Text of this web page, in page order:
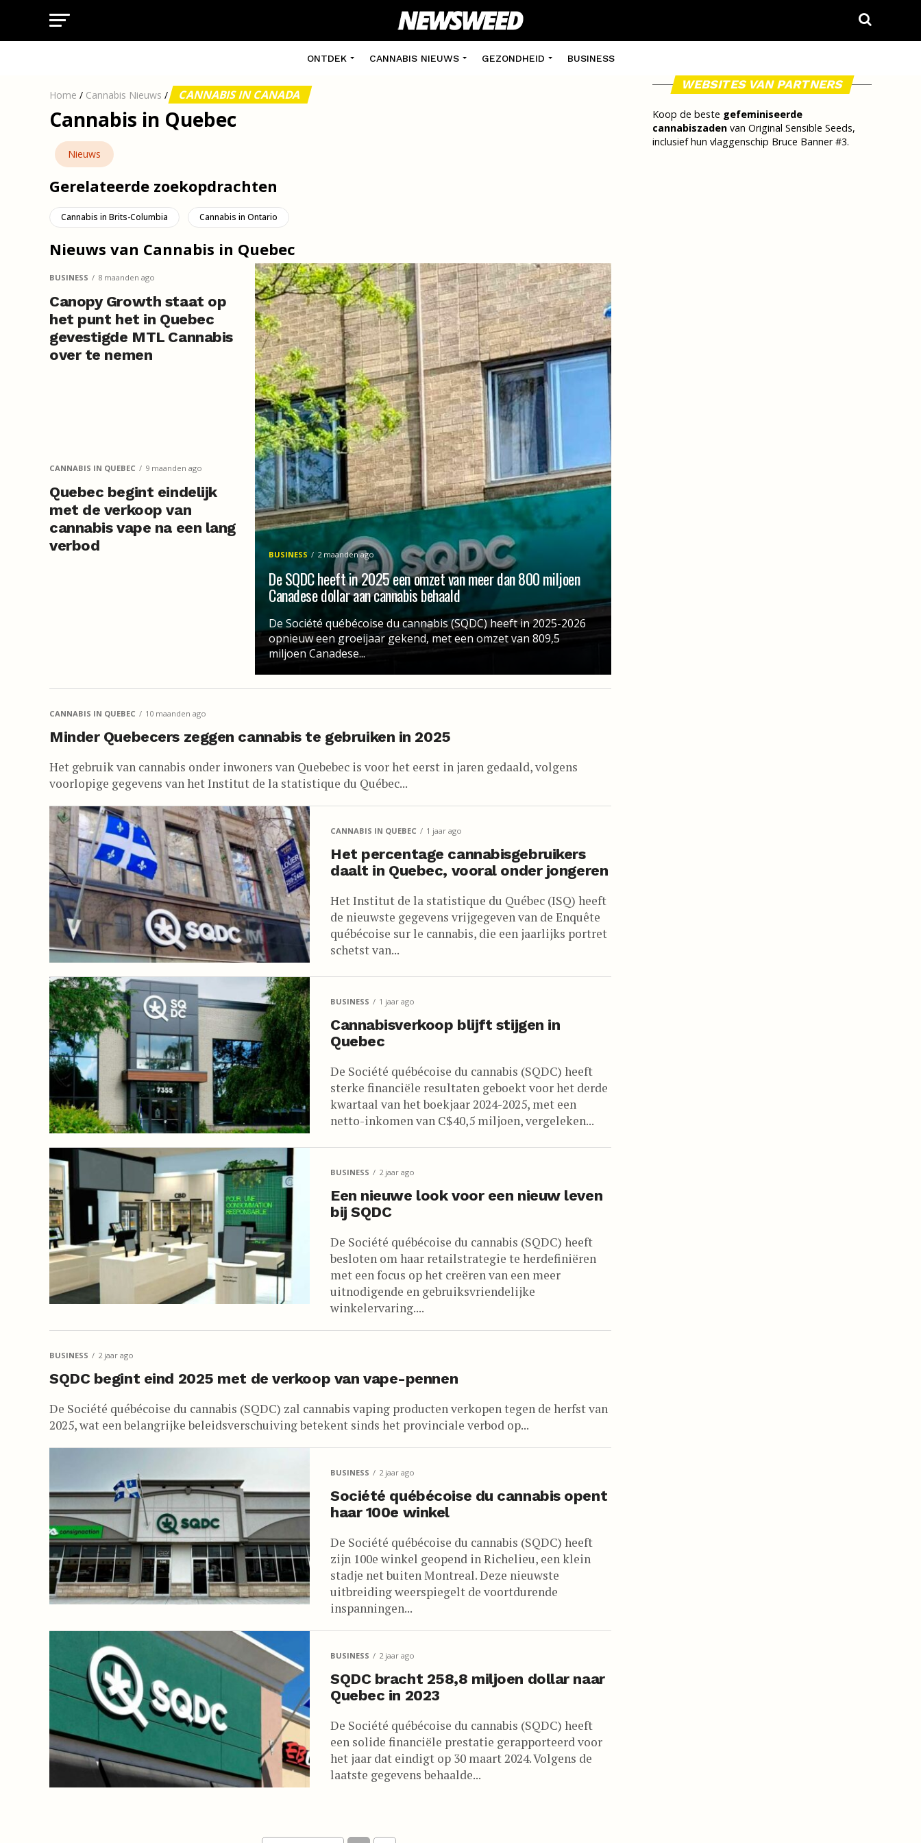
ONTDEK CANNABIS NIEUWS GEZONDHEID BUSINESS
Home / Cannabis Nieuws / CANNABIS IN CANADA
Cannabis in Quebec
Nieuws
Gerelateerde zoekopdrachten
Cannabis in Brits-Columbia Cannabis in Ontario
Nieuws van Cannabis in Quebec
BUSINESS 2 maanden ago
De SQDC heeft in 2025 een omzet van meer dan 800 miljoen
Canadese dollar aan cannabis behaald
De Société québécoise du cannabis (SQDC) heeft in 2025-2026
opnieuw een groeijaar gekend, met een omzet van 809,5
miljoen Canadese...
BUSINESS 8 maanden ago
Canopy Growth staat op
het punt het in Quebec
gevestigde MTL Cannabis
over te nemen
CANNABIS IN QUEBEC 9 maanden ago
Quebec begint eindelijk
met de verkoop van
cannabis vape na een lang
verbod
CANNABIS IN QUEBEC 10 maanden ago
Minder Quebecers zeggen cannabis te gebruiken in 2025
Het gebruik van cannabis onder inwoners van Quebebec is voor het eerst in jaren gedaald, volgens
voorlopige gegevens van het Institut de la statistique du Québec...
CANNABIS IN QUEBEC 1 jaar ago
Het percentage cannabisgebruikers
daalt in Quebec, vooral onder jongeren
Het Institut de la statistique du Québec (ISQ) heeft
de nieuwste gegevens vrijgegeven van de Enquête
québécoise sur le cannabis, die een jaarlijks portret
schetst van...
BUSINESS 1 jaar ago
Cannabisverkoop blijft stijgen in
Quebec
De Société québécoise du cannabis (SQDC) heeft
sterke financiële resultaten geboekt voor het derde
kwartaal van het boekjaar 2024-2025, met een
netto-inkomen van C$40,5 miljoen, vergeleken...
BUSINESS 2 jaar ago
Een nieuwe look voor een nieuw leven
bij SQDC
De Société québécoise du cannabis (SQDC) heeft
besloten om haar retailstrategie te herdefiniëren
met een focus op het creëren van een meer
uitnodigende en gebruiksvriendelijke
winkelervaring....
BUSINESS 2 jaar ago
SQDC begint eind 2025 met de verkoop van vape-pennen
De Société québécoise du cannabis (SQDC) zal cannabis vaping producten verkopen tegen de herfst van
2025, wat een belangrijke beleidsverschuiving betekent sinds het provinciale verbod op...
BUSINESS 2 jaar ago
Société québécoise du cannabis opent
haar 100e winkel
De Société québécoise du cannabis (SQDC) heeft
zijn 100e winkel geopend in Richelieu, een klein
stadje net buiten Montreal. Deze nieuwste
uitbreiding weerspiegelt de voortdurende
inspanningen...
BUSINESS 2 jaar ago
SQDC bracht 258,8 miljoen dollar naar
Quebec in 2023
De Société québécoise du cannabis (SQDC) heeft
een solide financiële prestatie gerapporteerd voor
het jaar dat eindigt op 30 maart 2024. Volgens de
laatste gegevens behaalde...
WEBSITES VAN PARTNERS
Koop de beste gefeminiseerde
cannabiszaden van Original Sensible Seeds,
inclusief hun vlaggenschip Bruce Banner #3.